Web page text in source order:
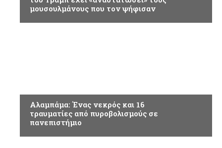
μουσουλμάνους που τον ψήφισαν
Αλαμπάμα: Ένας νεκρός και 16
τραυματίες από πυροβολισμούς σε
πανεπιστήμιο